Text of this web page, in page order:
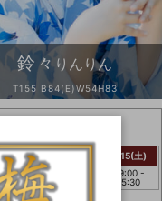
鈴々りんりん
T155 B84(E)W54H83
8/13(木)
-
8/15(土)
09:00 -
15:30